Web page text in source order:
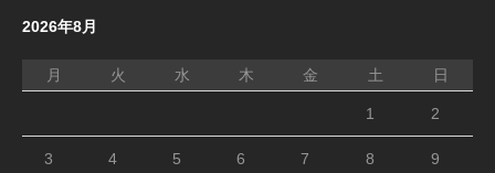
2026年8月
月 火 水 木 金 土 日
1 2
3 4 5 6 7 8 9